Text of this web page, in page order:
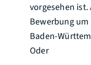
vorgesehen
Bewerbung
Baden-
Oder